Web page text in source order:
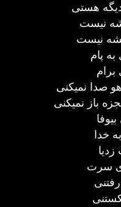
هستی
نیست
نیست
پام
برام
صدا نمیکنی
باز نمیکنی
خدا
زدیا
سرت